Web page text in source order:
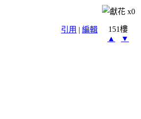
x0
引用 | 編輯
151樓
▲
▼